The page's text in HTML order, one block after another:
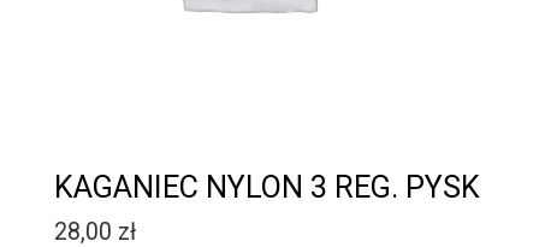
KAGANIEC NYLON 3 REG. PYSK
28,00 zł